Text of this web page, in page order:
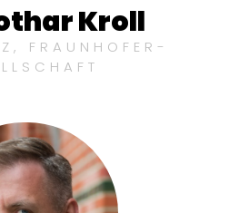
Kroll
FRAUNHOFER-